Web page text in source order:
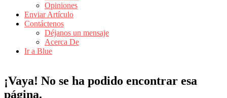
Revistas
Actualidad
Colombia
iBlue
Marketing
|
Opiniones
Enviar Artículo
Contáctenos
Déjanos un mensaje
Acerca De
Ir a Blue
¡Vaya! No se ha podido encontrar esa
página.